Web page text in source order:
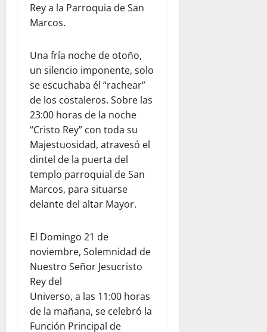
Rey a la Parroquia de San
Marcos.
Una fría noche de otoño,
un silencio imponente, solo
se escuchaba él “rachear”
de los costaleros. Sobre las
23:00 horas de la noche
“Cristo Rey” con toda su
Majestuosidad, atravesó el
dintel de la puerta del
templo parroquial de San
Marcos, para situarse
delante del altar Mayor.
El Domingo 21 de
noviembre, Solemnidad de
Nuestro Señor Jesucristo
Rey del
Universo, a las 11:00 horas
de la mañana, se celebró la
Función Principal de